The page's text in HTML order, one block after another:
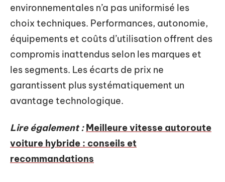
environnementales n’a pas uniformisé les
choix techniques. Performances, autonomie,
équipements et coûts d’utilisation offrent des
compromis inattendus selon les marques et
les segments. Les écarts de prix ne
garantissent plus systématiquement un
avantage technologique.
Lire également : Meilleure vitesse autoroute
voiture hybride : conseils et
recommandations